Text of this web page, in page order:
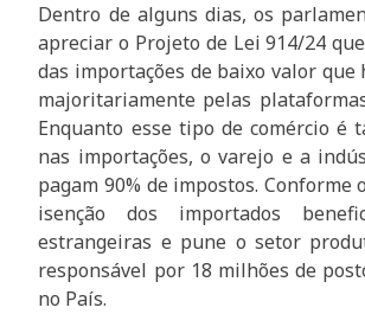
Dentro de alguns dias, os
apreciar o Projeto de Lei 914/24
das importações de baixo valor que
majoritariamente pelas
Enquanto esse tipo de comércio é
nas importações, o varejo e a
pagam 90% de impostos. Conforme
isenção dos importados
estrangeiras e pune o setor
responsável por 18 milhões de
no País.